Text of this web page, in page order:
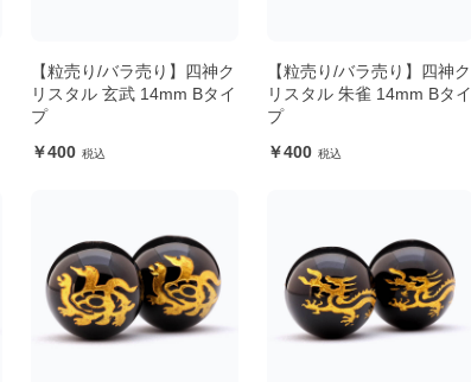
【粒売り/バラ売り】四神ク
リスタル 玄武 14mm Bタイ
プ
400
【粒売り/バラ売り】四神ク
リスタル 朱雀 14mm Bタイ
プ
400